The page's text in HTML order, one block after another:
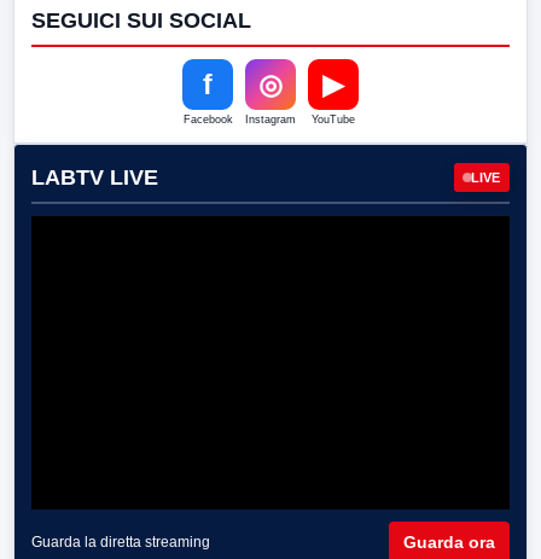
SEGUICI SUI SOCIAL
f
Facebook
◎
Instagram
▶
YouTube
LABTV LIVE LIVE
Guarda la diretta streaming Guarda ora